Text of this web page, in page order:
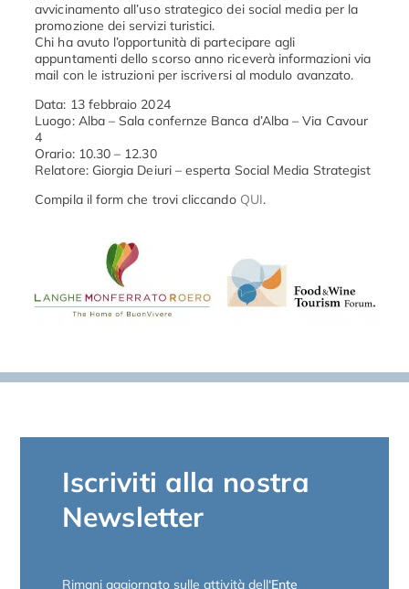
avvicinamento all’uso strategico dei social media per la
promozione dei servizi turistici.
Chi ha avuto l’opportunità di partecipare agli
appuntamenti dello scorso anno riceverà informazioni via
mail con le istruzioni per iscriversi al modulo avanzato.
Data: 13 febbraio 2024
Luogo: Alba – Sala confernze Banca d’Alba – Via Cavour
4
Orario: 10.30 – 12.30
Relatore: Giorgia Deiuri – esperta Social Media Strategist
Compila il form che trovi cliccando QUI.
Iscriviti alla nostra
Newsletter
Rimani aggiornato sulle attività dell‘Ente